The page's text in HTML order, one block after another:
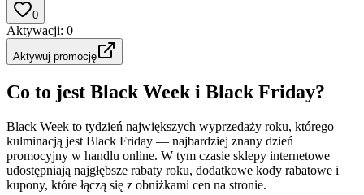
0
Aktywacji: 0
Aktywuj promocję
Co to jest Black Week i Black Friday?
Black Week to tydzień największych wyprzedaży roku, którego
kulminacją jest Black Friday — najbardziej znany dzień
promocyjny w handlu online. W tym czasie sklepy internetowe
udostępniają najgłębsze rabaty roku, dodatkowe kody rabatowe i
kupony, które łączą się z obniżkami cen na stronie.